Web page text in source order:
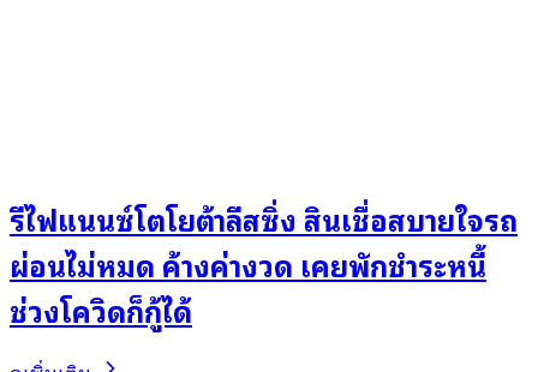
รีไฟแนนซ์โตโยต้าลีสซิ่ง สินเชื่อสบายใจรถ
ผ่อนไม่หมด ค้างค่างวด เคยพักชำระหนี้
ช่วงโควิดก็กู้ได้